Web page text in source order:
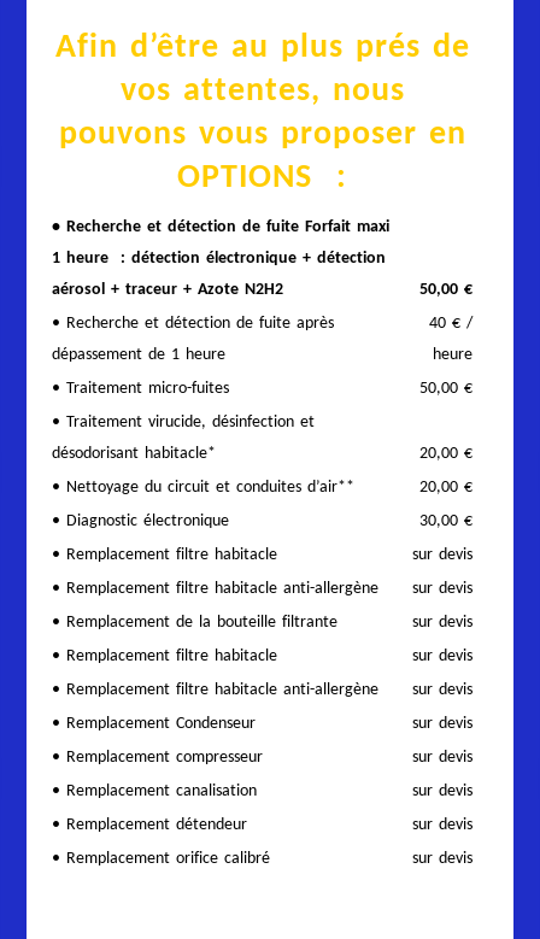
Afin d’être au plus prés de
vos attentes, nous
pouvons vous proposer en
OPTIONS :
• Recherche et détection de fuite Forfait maxi
1 heure : détection électronique + détection
aérosol + traceur + Azote N2H2
50,00 €
• Recherche et détection de fuite après
dépassement de 1 heure
40 € /
heure
• Traitement micro-fuites
50,00 €
• Traitement virucide, désinfection et
désodorisant habitacle*
20,00 €
• Nettoyage du circuit et conduites d’air**
20,00 €
• Diagnostic électronique
30,00 €
• Remplacement filtre habitacle
sur devis
• Remplacement filtre habitacle anti-allergène
sur devis
• Remplacement de la bouteille filtrante
sur devis
• Remplacement filtre habitacle
sur devis
• Remplacement filtre habitacle anti-allergène
sur devis
• Remplacement Condenseur
sur devis
• Remplacement compresseur
sur devis
• Remplacement canalisation
sur devis
• Remplacement détendeur
sur devis
• Remplacement orifice calibré
sur devis